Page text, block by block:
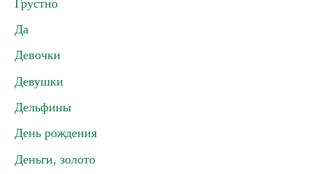
Грустно
Да
Девочки
Девушки
Дельфины
День рождения
Деньги, золото